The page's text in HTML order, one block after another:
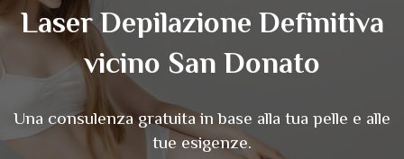
Laser Depilazione Definitiva
vicino San Donato
Una consulenza gratuita in base alla tua pelle e alle
tue esigenze.